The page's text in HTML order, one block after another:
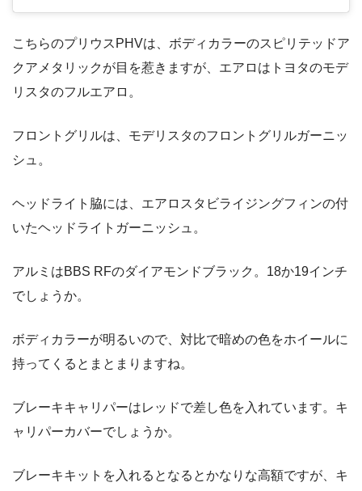
こちらのプリウスPHVは、ボディカラーのスピリテッドア
クアメタリックが目を惹きますが、エアロはトヨタのモデ
リスタのフルエアロ。
フロントグリルは、モデリスタのフロントグリルガーニッ
シュ。
ヘッドライト脇には、エアロスタビライジングフィンの付
いたヘッドライトガーニッシュ。
アルミはBBS RFのダイアモンドブラック。18か19インチ
でしょうか。
ボディカラーが明るいので、対比で暗めの色をホイールに
持ってくるとまとまりますね。
ブレーキキャリパーはレッドで差し色を入れています。キ
ャリパーカバーでしょうか。
ブレーキキットを入れるとなるとかなりな高額ですが、キ